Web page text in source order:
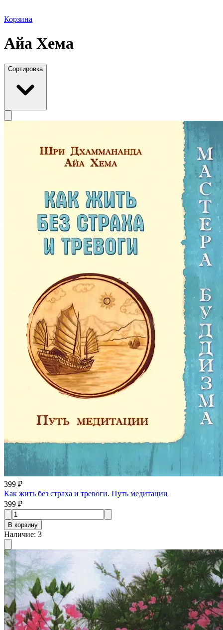
Корзина
Айа Хема
Сортировка
399 ₽
Как жить без страха и тревоги. Путь медитации
399 ₽
В корзину
Наличие: 3